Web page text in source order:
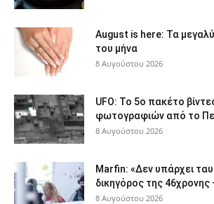
August is here: Τα
του μήνα
8 Αυγούστου 2026
UFO: Το 5ο πακέτο
φωτογραφιών από το
8 Αυγούστου 2026
Marfin: «Δεν υπάρχει
δικηγόρος της 46χρονης
8 Αυγούστου 2026